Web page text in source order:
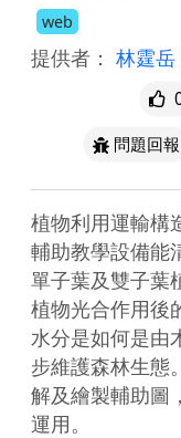
web
提供者： 林霆岳
問題回報
植物利用運輸構
輔助教學設備能
單子葉及雙子葉
植物光合作用後
水分是如何是由
步維護森林生態
解及繪製輔助圖
運用。